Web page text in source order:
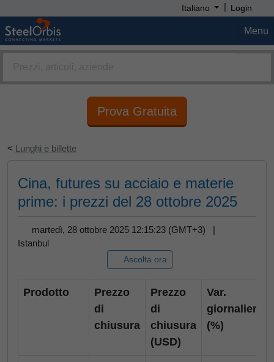
Italiano | Login
Menu
Prova Gratuita
< Lunghi e billette
Cina, futures su acciaio e materie
prime: i prezzi del 28 ottobre 2025
martedì, 28 ottobre 2025 12:15:23 (GMT+3) |
Istanbul
Ascolta ora
Prodotto
Prezzo
di
chiusura
Prezzo
di
chiusura
(USD)
Var.
giornaliera
(%)